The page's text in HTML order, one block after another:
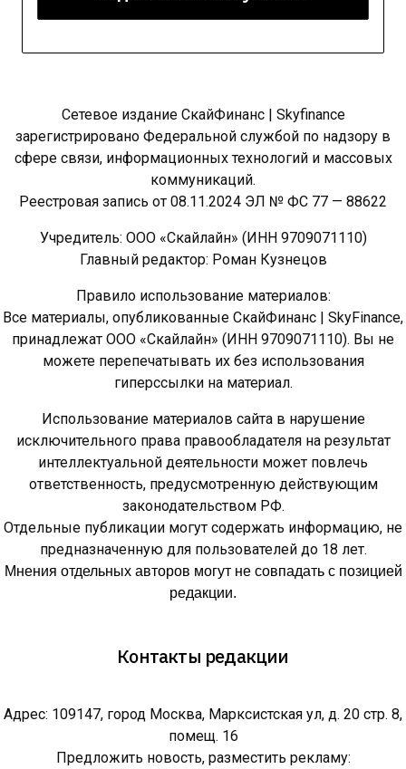
Сетевое издание СкайФинанс | Skyfinance
зарегистрировано Федеральной службой по надзору в
сфере связи, информационных технологий и массовых
коммуникаций.
Реестровая запись от 08.11.2024 ЭЛ № ФС 77 — 88622
Учредитель: ООО «Скайлайн» (ИНН 9709071110)
Главный редактор: Роман Кузнецов
Правило использование материалов:
Все материалы, опубликованные СкайФинанс | SkyFinance,
принадлежат ООО «Скайлайн» (ИНН 9709071110). Вы не
можете перепечатывать их без использования
гиперссылки на материал.
Использование материалов сайта в нарушение
исключительного права правообладателя на результат
интеллектуальной деятельности может повлечь
ответственность, предусмотренную действующим
законодательством РФ.
Отдельные публикации могут содержать информацию, не
предназначенную для пользователей до 18 лет.
Мнения отдельных авторов могут не совпадать с позицией
редакции.
Контакты редакции
Адрес: 109147, город Москва, Марксистская ул, д. 20 стр. 8,
помещ. 16
Предложить новость, разместить рекламу: